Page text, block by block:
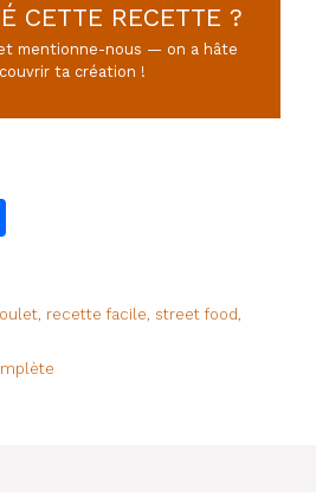
CETTE RECETTE ?
mentionne-nous — on a hâte
ta création !
g
er
, recette facile, street food,